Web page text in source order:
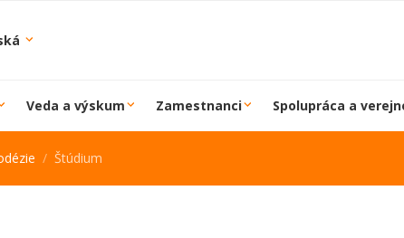
Veda a výskum Zamestnanci Spolupráca a
Štúdium